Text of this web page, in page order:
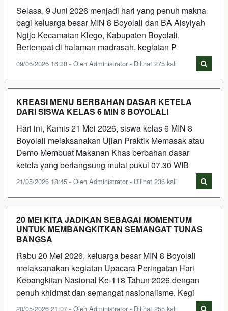
Selasa, 9 Juni 2026 menjadi hari yang penuh makna
bagi keluarga besar MIN 8 Boyolali dan BA Aisyiyah
Ngijo Kecamatan Klego, Kabupaten Boyolali.
Bertempat di halaman madrasah, kegiatan P
09/06/2026 16:38 - Oleh Administrator - Dilihat 275 kali
KREASI MENU BERBAHAN DASAR KETELA
DARI SISWA KELAS 6 MIN 8 BOYOLALI
Hari ini, Kamis 21 Mei 2026, siswa kelas 6 MIN 8
Boyolali melaksanakan Ujian Praktik Memasak atau
Demo Membuat Makanan Khas berbahan dasar
ketela yang berlangsung mulai pukul 07.30 WIB
21/05/2026 18:45 - Oleh Administrator - Dilihat 236 kali
20 MEI KITA JADIKAN SEBAGAI MOMENTUM
UNTUK MEMBANGKITKAN SEMANGAT TUNAS
BANGSA
Rabu 20 Mei 2026, keluarga besar MIN 8 Boyolali
melaksanakan kegiatan Upacara Peringatan Hari
Kebangkitan Nasional Ke-118 Tahun 2026 dengan
penuh khidmat dan semangat nasionalisme. Kegi
20/05/2026 21:07 - Oleh Administrator - Dilihat 255 kali